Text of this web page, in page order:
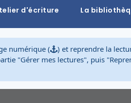
d'écriture La
numérique (
) et reprendre la
"Gérer mes lectures", puis